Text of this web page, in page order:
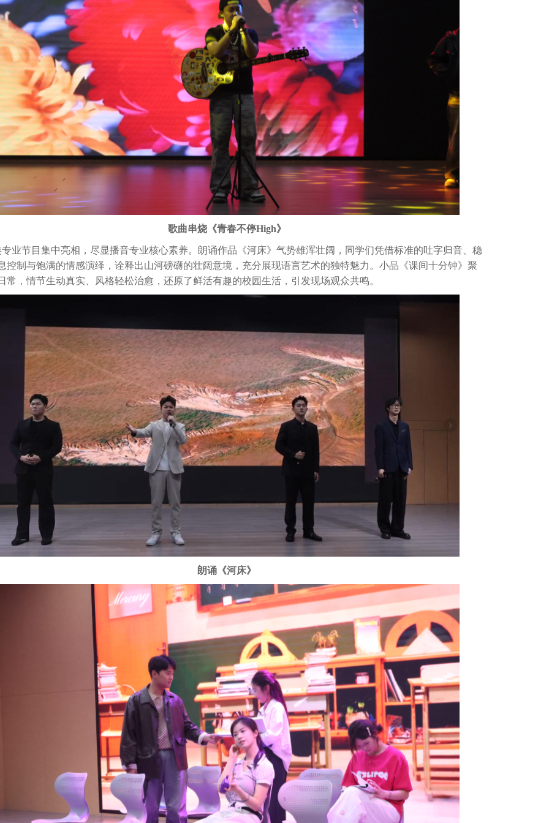
歌曲串烧《青春不停High》
节目集中亮相，尽显播音专业核心素养。朗诵作品《河床》气势雄浑壮阔，同学们凭借标准的吐字归音、稳
控制与饱满的情感演绎，诠释出山河磅礴的壮阔意境，充分展现语言艺术的独特魅力。小品《课间十分钟》聚
常，情节生动真实、风格轻松治愈，还原了鲜活有趣的校园生活，引发现场观众共鸣。
朗诵《河床》